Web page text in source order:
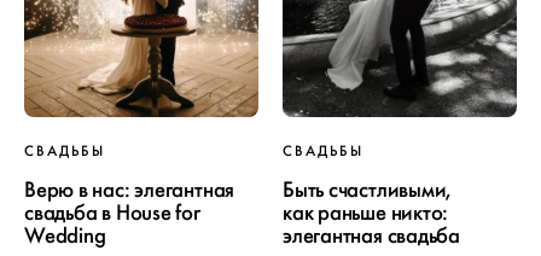
СВАДЬБЫ
Верю в нас: элегантная
свадьба в House for
Wedding
СВАДЬБЫ
Быть счастливыми,
как раньше никто:
элегантная свадьба
ПРОЕКТ
СВАДЬБЫ
ОТ WEDDYWOOD